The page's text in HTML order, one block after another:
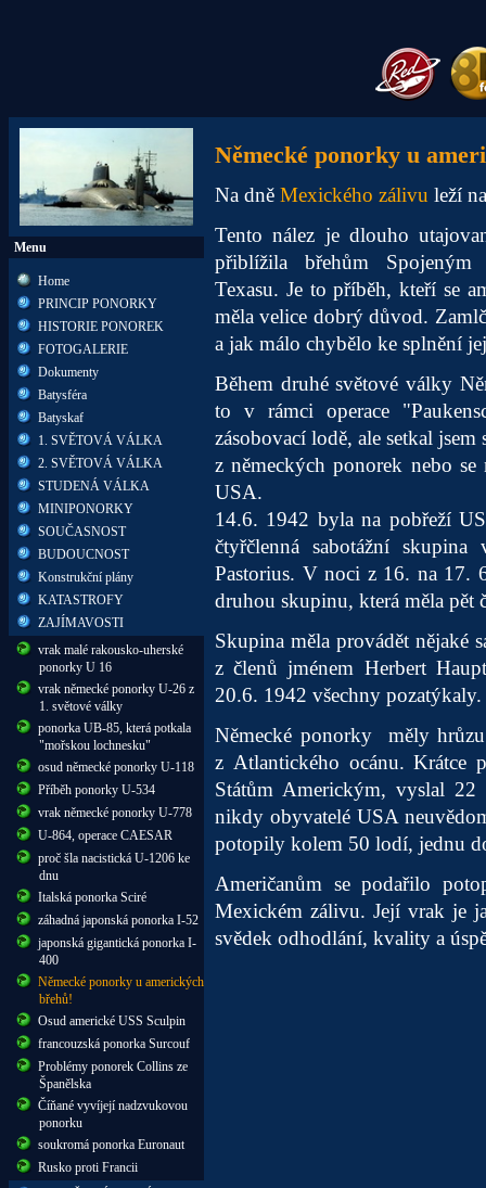
Menu
Home
PRINCIP PONORKY
HISTORIE PONOREK
FOTOGALERIE
Dokumenty
Batysféra
Batyskaf
1. SVĚTOVÁ VÁLKA
2. SVĚTOVÁ VÁLKA
STUDENÁ VÁLKA
MINIPONORKY
SOUČASNOST
BUDOUCNOST
Konstrukční plány
KATASTROFY
ZAJÍMAVOSTI
vrak malé rakousko-uherské
ponorky U 16
vrak německé ponorky U-26 z
1. světové války
ponorka UB-85, která potkala
"mořskou lochnesku"
osud německé ponorky U-118
Příběh ponorky U-534
vrak německé ponorky U-778
U-864, operace CAESAR
proč šla nacistická U-1206 ke
dnu
Italská ponorka Sciré
záhadná japonská ponorka I-52
japonská gigantická ponorka I-
400
Německé ponorky u amerických
břehů!
Osud americké USS Sculpin
francouzská ponorka Surcouf
Problémy ponorek Collins ze
Španělska
Číňané vyvíjejí nadzvukovou
ponorku
soukromá ponorka Euronaut
Rusko proti Francii
Německé ponorky u
Na dně Mexického zálivu leží
Tento nález je dlouho
přiblížila břehům
Texasu. Je to příběh, kteří se
měla velice dobrý důvod.
a jak málo chybělo ke splnění
Během druhé světové války
to v rámci operace
zásobovací lodě, ale setkal
z německých ponorek nebo
USA.
14.6. 1942 byla na pobřeží
čtyřčlenná sabotážní
Pastorius. V noci z 16. na 17.
druhou skupinu, která měla pět
Skupina měla provádět nějaké
z členů jménem Herbert
20.6. 1942 všechny pozatýkaly.
Německé ponorky měly
z Atlantického ocánu.
Státům Americkým, vyslal
nikdy obyvatelé USA
potopily kolem 50 lodí, jednu
Američanům se podařilo
Mexickém zálivu. Její vrak je
svědek odhodlání, kvality a